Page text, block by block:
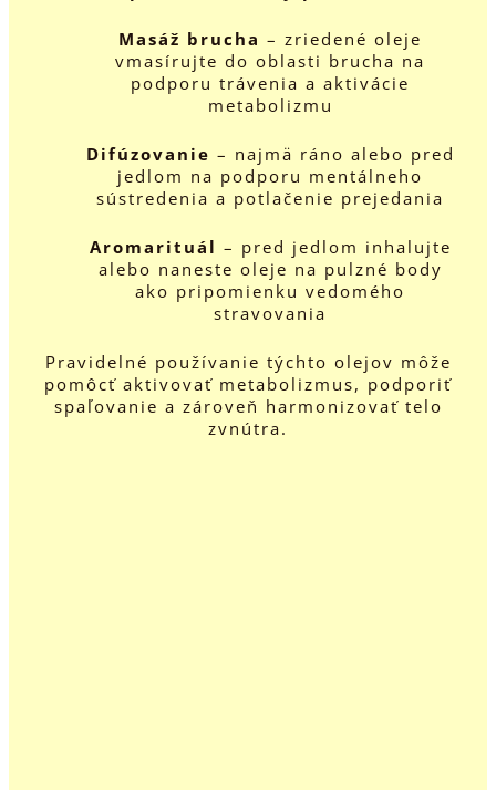
Masáž brucha – zriedené oleje
vmasírujte do oblasti brucha na
podporu trávenia a aktivácie
metabolizmu
Difúzovanie – najmä ráno alebo pred
jedlom na podporu mentálneho
sústredenia a potlačenie prejedania
Aromarituál – pred jedlom inhalujte
alebo naneste oleje na pulzné body
ako pripomienku vedomého
stravovania
Pravidelné používanie týchto olejov môže
pomôcť aktivovať metabolizmus, podporiť
spaľovanie a zároveň harmonizovať telo
zvnútra.